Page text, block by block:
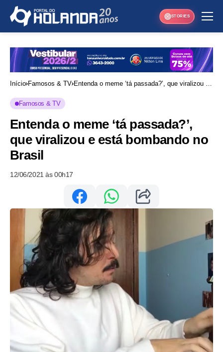
STORIES
Início Famosos & TV Entenda o meme ‘tá passada?’, que viralizou e
Famosos & TV
Entenda o meme ‘tá passada?’,
que viralizou e está bombando no
Brasil
12/06/2021 às 00h17